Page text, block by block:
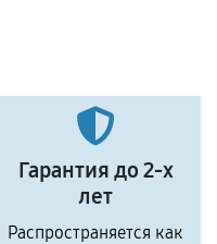
Гарантия до 2-х
лет
Распространяется как